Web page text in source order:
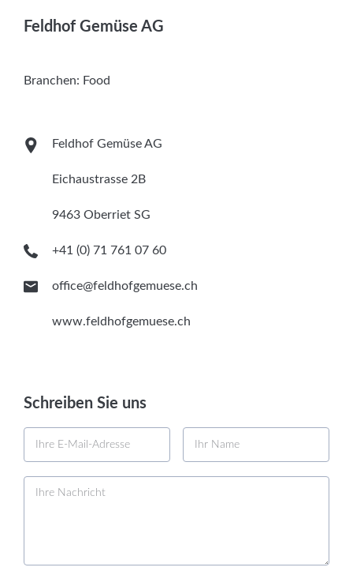
Feldhof Gemüse AG
Branchen: Food
Feldhof Gemüse AG
Eichaustrasse 2B
9463 Oberriet SG
+41 (0) 71 761 07 60
office@feldhofgemuese.ch
www.feldhofgemuese.ch
Schreiben Sie uns